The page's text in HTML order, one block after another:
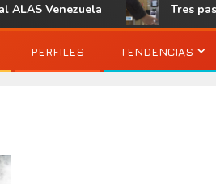
Venezuela Tres pasos
PERFILES TENDENCIAS